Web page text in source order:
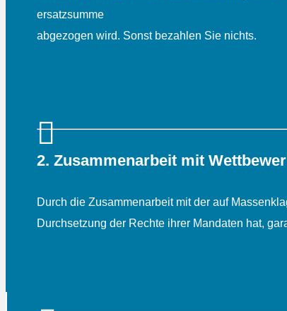
ersatz­summe
abgezogen wird. Sonst bezahlen Sie nichts.
2. Zusammenarbeit mit
Durch die Zusammenarbeit mit der auf
Durchsetzung der Rechte ihrer Mandaten hat,